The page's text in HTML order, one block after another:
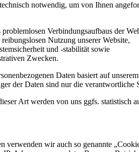
notwendig, um von Ihnen
problemlosen Verbindungsaufbaus der
Nutzung unserer Website,
und -stabilität sowie
Zwecken.
Daten basiert auf
der Daten sind nur die verantwortliche
Art werden von uns ggfs. statistisch
verwenden wir auch so genannte